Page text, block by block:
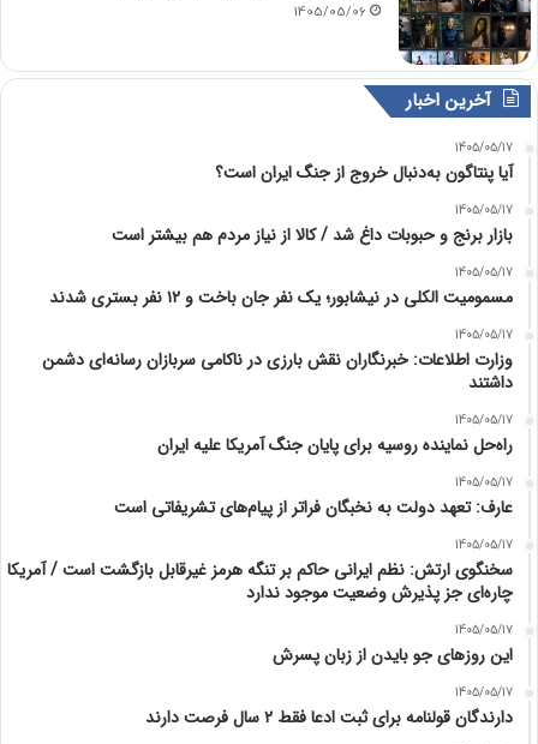
1405/05/06
آخرین اخبار
1405/05/17
آیا پنتاگون به‌دنبال خروج از جنگ ایران است؟
1405/05/17
بازار برنج و حبوبات داغ شد / کالا از نیاز مردم هم بیشتر است
1405/05/17
مسمومیت الکلی در نیشابور؛ یک نفر جان باخت و ۱۲ نفر بستری شدند
1405/05/17
وزارت اطلاعات: خبرنگاران نقش بارزی در ناکامی سربازان رسانه‌ای دشمن
داشتند
1405/05/17
راه‌حل نماینده روسیه برای پایان جنگ آمریکا علیه ایران
1405/05/17
عارف: تعهد دولت به نخبگان فراتر از پیام‎‌های تشریفاتی است
1405/05/17
سخنگوی ارتش: نظم ایرانی حاکم بر تنگه هرمز غیرقابل بازگشت است / آمریکا
چاره‌ای جز پذیرش وضعیت موجود ندارد
1405/05/17
این روزهای جو بایدن از زبان پسرش
1405/05/17
دارندگان قولنامه برای ثبت ادعا فقط ۲ سال فرصت دارند